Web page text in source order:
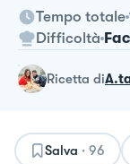
Tempo totale
Difficoltà
ricetta di
Salva · 96